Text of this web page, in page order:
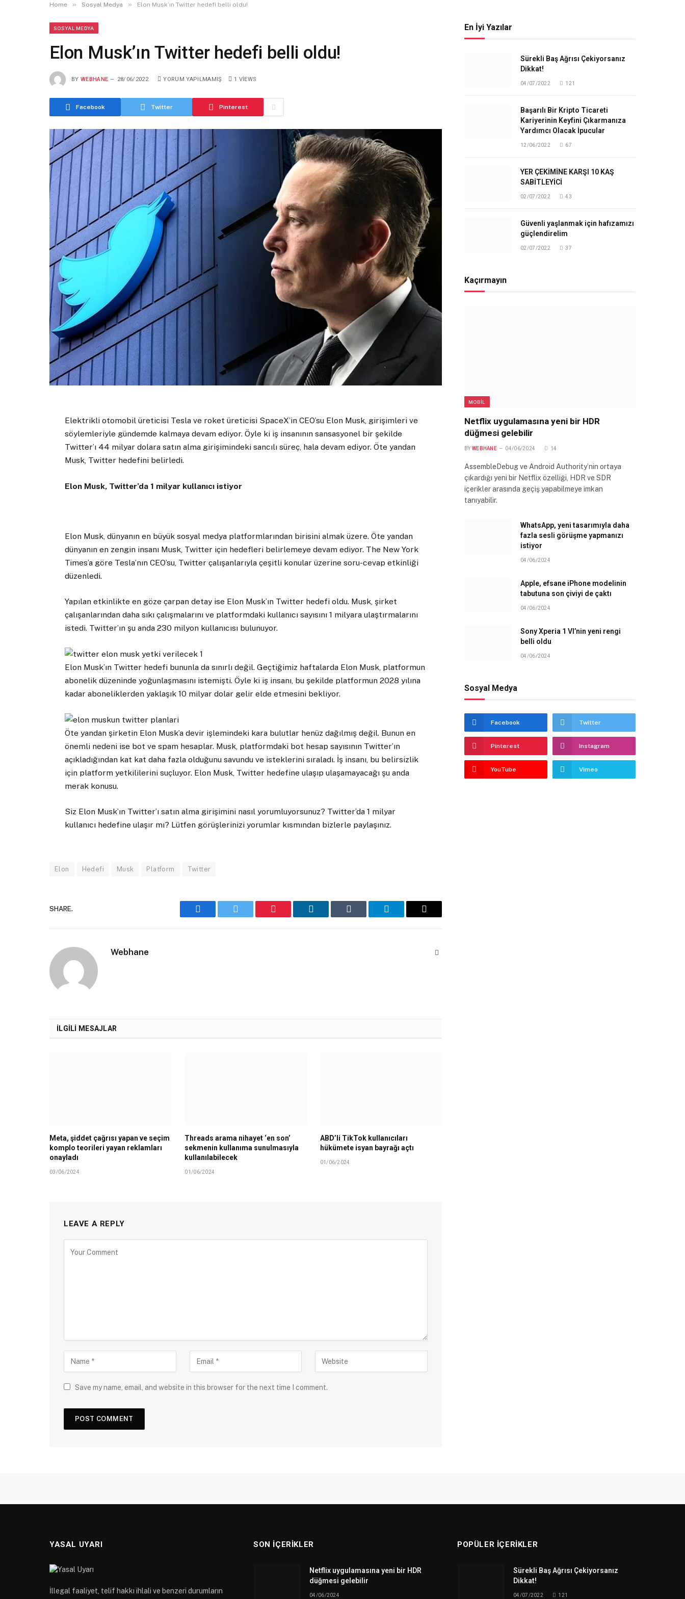
Home » Sosyal Medya » Elon Musk’ın Twitter hedefi belli oldu!
SOSYAL MEDYA
Elon Musk’ın Twitter hedefi belli oldu!
BY WEBHANE 28/06/2022 YORUM YAPILMAMIŞ 1 VIEWS
Facebook Twitter Pinterest
Elektrikli otomobil üreticisi Tesla ve roket üreticisi SpaceX’in CEO’su Elon Musk, girişimleri ve
söylemleriyle gündemde kalmaya devam ediyor. Öyle ki iş insanının sansasyonel bir şekilde
Twitter’ı 44 milyar dolara satın alma girişimindeki sancılı süreç, hala devam ediyor. Öte yandan
Musk, Twitter hedefini belirledi.
Elon Musk, Twitter’da 1 milyar kullanıcı istiyor
Elon Musk, dünyanın en büyük sosyal medya platformlarından birisini almak üzere. Öte yandan
dünyanın en zengin insanı Musk, Twitter için hedefleri belirlemeye devam ediyor. The New York
Times’a göre Tesla’nın CEO’su, Twitter çalışanlarıyla çeşitli konular üzerine soru-cevap etkinliği
düzenledi.
Yapılan etkinlikte en göze çarpan detay ise Elon Musk’ın Twitter hedefi oldu. Musk, şirket
çalışanlarından daha sıkı çalışmalarını ve platformdaki kullanıcı sayısını 1 milyara ulaştırmalarını
istedi. Twitter’ın şu anda 230 milyon kullanıcısı bulunuyor.
Elon Musk’ın Twitter hedefi bununla da sınırlı değil. Geçtiğimiz haftalarda Elon Musk, platformun
abonelik düzeninde yoğunlaşmasını istemişti. Öyle ki iş insanı, bu şekilde platformun 2028 yılına
kadar aboneliklerden yaklaşık 10 milyar dolar gelir elde etmesini bekliyor.
Öte yandan şirketin Elon Musk’a devir işlemindeki kara bulutlar henüz dağılmış değil. Bunun en
önemli nedeni ise bot ve spam hesaplar. Musk, platformdaki bot hesap sayısının Twitter’ın
açıkladığından kat kat daha fazla olduğunu savundu ve isteklerini sıraladı. İş insanı, bu belirsizlik
için platform yetkililerini suçluyor. Elon Musk, Twitter hedefine ulaşıp ulaşamayacağı şu anda
merak konusu.
Siz Elon Musk’ın Twitter’ı satın alma girişimini nasıl yorumluyorsunuz? Twitter’da 1 milyar
kullanıcı hedefine ulaşır mı? Lütfen görüşlerinizi yorumlar kısmından bizlerle paylaşınız.
Elon Hedefi Musk Platform Twitter
SHARE.
Facebook Twitter Pinterest LinkedIn Tumblr Telegram Email
Webhane
İLGILI MESAJLAR
Meta, şiddet çağrısı yapan ve seçim
komplo teorileri yayan reklamları
onayladı
03/06/2024
Threads arama nihayet ‘en son’
sekmenin kullanıma sunulmasıyla
kullanılabilecek
01/06/2024
ABD’li TikTok kullanıcıları
hükümete isyan bayrağı açtı
01/06/2024
LEAVE A REPLY
Save my name, email, and website in this browser for the next time I comment.
En İyi Yazılar
Sürekli Baş Ağrısı Çekiyorsanız
Dikkat!
04/07/2022 121
Başarılı Bir Kripto Ticareti
Kariyerinin Keyfini Çıkarmanıza
Yardımcı Olacak İpucular
12/06/2022 67
YER ÇEKİMİNE KARŞI 10 KAŞ
SABİTLEYİCİ
02/07/2022 43
Güvenli yaşlanmak için hafızamızı
güçlendirelim
02/07/2022 37
Kaçırmayın
MOBIL
Netflix uygulamasına yeni bir HDR
düğmesi gelebilir
BY WEBHANE 04/06/2024 14
AssembleDebug ve Android Authority’nin ortaya
çıkardığı yeni bir Netflix özelliği, HDR ve SDR
içerikler arasında geçiş yapabilmeye imkan
tanıyabilir.
WhatsApp, yeni tasarımıyla daha
fazla sesli görüşme yapmanızı
istiyor
04/06/2024
Apple, efsane iPhone modelinin
tabutuna son çiviyi de çaktı
04/06/2024
Sony Xperia 1 VI’nin yeni rengi
belli oldu
04/06/2024
Sosyal Medya
Facebook Twitter
Pinterest Instagram
YouTube Vimeo
YASAL UYARI
İllegal faaliyet, telif hakkı ihlali ve benzeri durumların
SON İÇERIKLER
Netflix uygulamasına yeni bir HDR
düğmesi gelebilir
04/06/2024
POPÜLER İÇERIKLER
Sürekli Baş Ağrısı Çekiyorsanız
Dikkat!
04/07/2022 121